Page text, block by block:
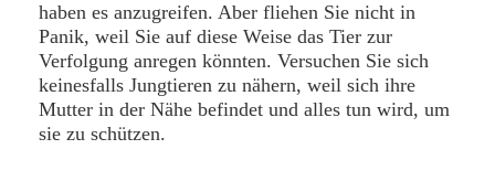
haben es anzugreifen. Aber fliehen Sie nicht in
Panik, weil Sie auf diese Weise das Tier zur
Verfolgung anregen könnten. Versuchen Sie sich
keinesfalls Jungtieren zu nähern, weil sich ihre
Mutter in der Nähe befindet und alles tun wird, um
sie zu schützen.